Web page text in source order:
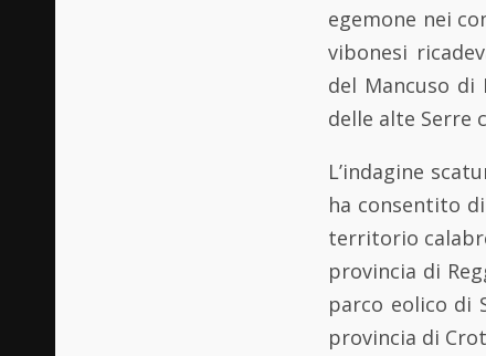
egemone nei
vibonesi
del Mancuso
delle alte Serre
L’indagine
ha consentito
territorio
provincia di
parco eolico di
provincia di